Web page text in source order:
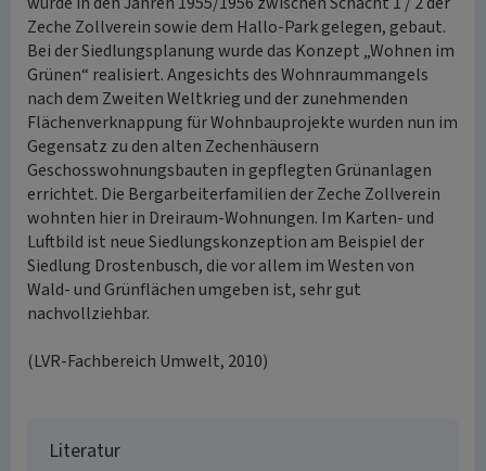
Zeche Zollverein sowie dem Hallo-Park gelegen, gebaut.
Bei der Siedlungsplanung wurde das Konzept „Wohnen im
Grünen“ realisiert. Angesichts des Wohnraummangels
nach dem Zweiten Weltkrieg und der zunehmenden
Flächenverknappung für Wohnbauprojekte wurden nun im
Gegensatz zu den alten Zechenhäusern
Geschosswohnungsbauten in gepflegten Grünanlagen
errichtet. Die Bergarbeiterfamilien der Zeche Zollverein
wohnten hier in Dreiraum-Wohnungen. Im Karten- und
Luftbild ist neue Siedlungskonzeption am Beispiel der
Siedlung Drostenbusch, die vor allem im Westen von
Wald- und Grünflächen umgeben ist, sehr gut
nachvollziehbar.
(LVR-Fachbereich Umwelt, 2010)
Literatur